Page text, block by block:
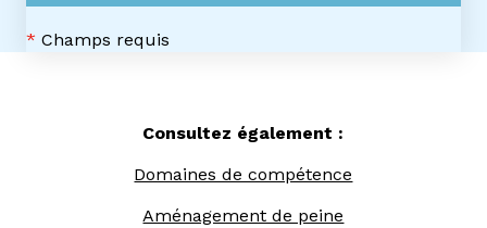
* Champs requis
Consultez également :
Domaines de compétence
Aménagement de peine